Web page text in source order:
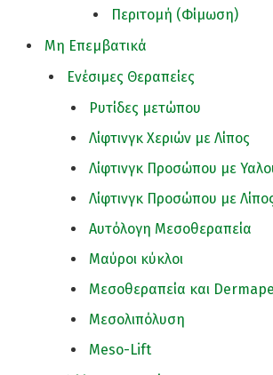
Περιτομή (Φίμωση)
Μη Επεμβατικά
Ενέσιμες Θεραπείες
Ρυτίδες μετώπου
Λίφτινγκ Χεριών με Λίπος
Λίφτινγκ Προσώπου με
Λίφτινγκ Προσώπου με
Αυτόλογη Μεσοθεραπεία
Μαύροι κύκλοι
Μεσοθεραπεία και
Μεσολιπόλυση
Meso-Lift